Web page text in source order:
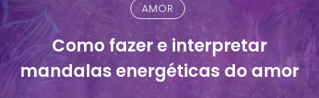
AMOR
Como fazer e interpretar
mandalas energéticas do amor